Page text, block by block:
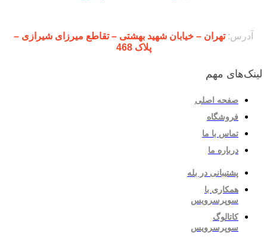
آدرس:تهران – خیابان شهید بهشتی – تقاطع میرزای شیرازی –
پلاک 468
لینک‌های مهم
صفحه اصلی
فروشگاه
تماس با ما
درباره ما
پشتیبانی در بله
همکاری با
سوپرسرویس
کاتالوگ
سوپرسرویس